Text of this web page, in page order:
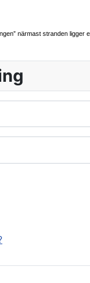
närmast stranden